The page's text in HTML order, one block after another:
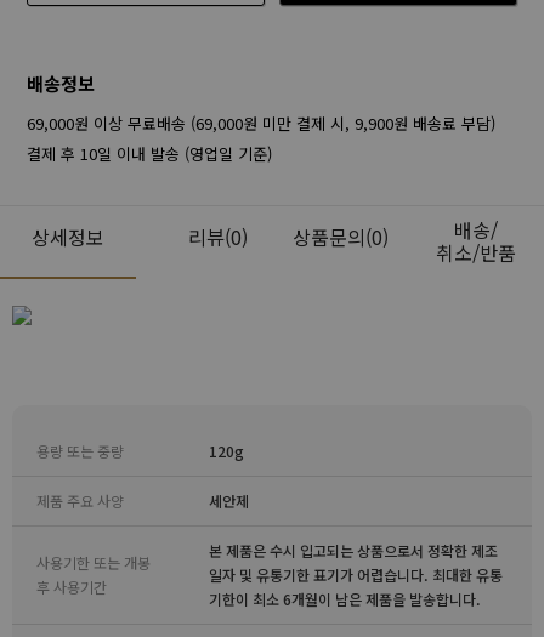
배송정보
69,000원 이상 무료배송 (69,000원 미만 결제 시, 9,900원 배송료 부담)
결제 후 10일 이내 발송 (영업일 기준)
상세정보 리뷰(0) 상품문의(0) 배송/
취소/반품
용량 또는 중량 120g
제품 주요 사양 세안제
사용기한 또는 개봉
후 사용기간
본 제품은 수시 입고되는 상품으로서 정확한 제조
일자 및 유통기한 표기가 어렵습니다. 최대한 유통
기한이 최소 6개월이 남은 제품을 발송합니다.